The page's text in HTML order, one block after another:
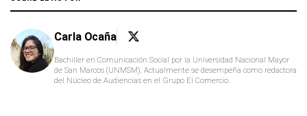
Carla Ocaña
Bachiller en Comunicación Social por la Universidad Nacional Mayor
de San Marcos (UNMSM). Actualmente se desempeña como redactora
del Núcleo de Audiencias en el Grupo El Comercio.